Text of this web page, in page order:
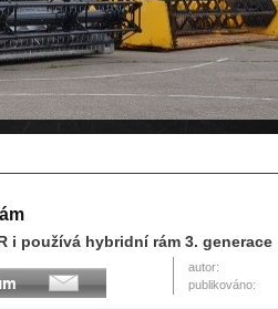
i používá hybridní rám 3. generace
autor:
publikováno: